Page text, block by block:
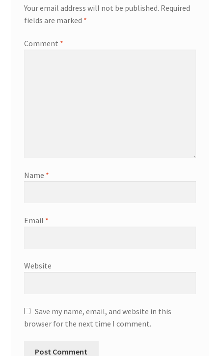
Your email address will not be published. Required
fields are marked *
Comment *
Name *
Email *
Website
Save my name, email, and website in this
browser for the next time I comment.